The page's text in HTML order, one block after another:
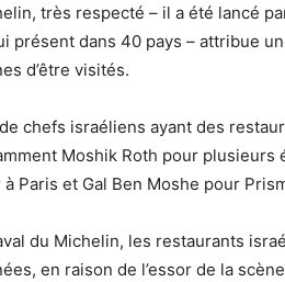
très respecté – il a été lancé
présent dans 40 pays – attribue
d’être visités.
chefs israéliens ayant des
Moshik Roth pour plusieurs
Paris et Gal Ben Moshe pour
du Michelin, les restaurants
en raison de l’essor de la